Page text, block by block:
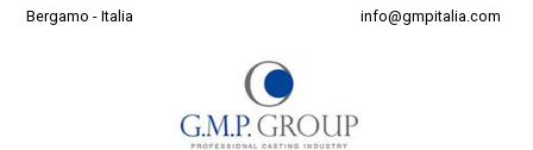
Bergamo - Italia
info@gmpitalia.com